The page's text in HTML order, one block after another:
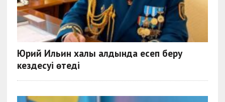
Юрий Ильин халық алдында есеп беру
кездесуі өтеді